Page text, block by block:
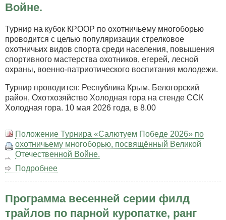
Войне.
Турнир на кубок КРООР по охотничьему многоборью
проводится с целью популяризации стрелковое
охотничьих видов спорта среди населения, повышения
спортивного мастерства охотников, егерей, лесной
охраны, военно-патриотического воспитания молодежи.
Турнир проводится: Республика Крым, Белогорский
район, Охотхозяйство Холодная гора на стенде ССК
Холодная гора. 10 мая 2026 года, в 8.00
Положение Турнира «Салютуем Победе 2026» по
охотничьему многоборью, посвящённый Великой
Отечественной Войне.
Подробнее
Победе
Программа весенней серии филд
трайлов по парной куропатке, ранг